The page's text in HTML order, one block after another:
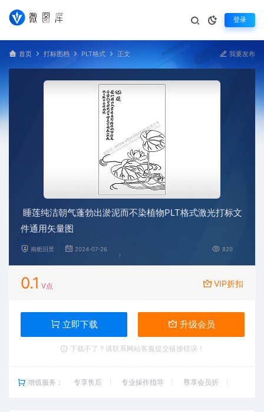
登录
首页 打标图档 PLT格式 正文 我要发布
睡莲纯洁朝气蓬勃出淤泥而不染植物PLT格式激光打标文
件通用矢量图
南栀旧景 2024-07-26 820
0.1 V点 VIP折扣
立即下载 升级会员
下载不了？请联系网站客服提交链接错误！
增值服务： 专享售后 专业操作指导 尊享会员折